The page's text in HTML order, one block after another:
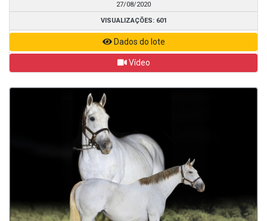
27/08/2020
VISUALIZAÇÕES: 601
Dados do lote
Vídeo